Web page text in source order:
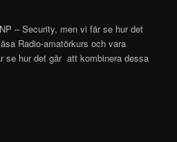
– Security, men vi får se hur det
Radio-amatörkurs och vara
se hur det går att kombinera dessa